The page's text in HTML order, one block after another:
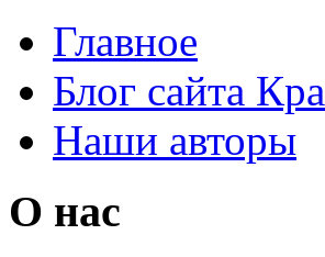
Главное
Блог сайта
Наши авторы
О нас